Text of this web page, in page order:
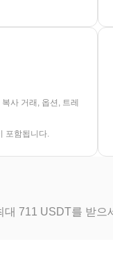
사 거래, 옵션, 트레
포함됩니다.
대 711 USDT를 받으